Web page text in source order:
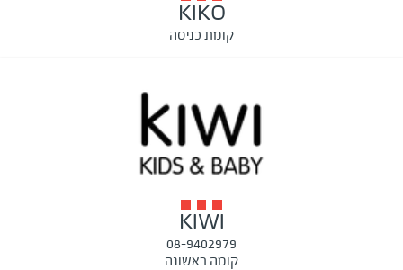
KIKO
קומת כניסה
KIWI
08-9402979
קומה ראשונה